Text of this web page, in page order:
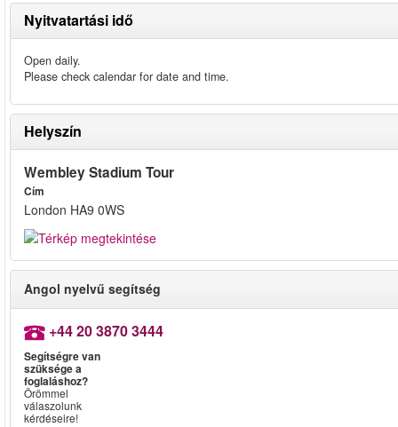
Nyitvatartási idő
Open daily.
Please check calendar for date and time.
Helyszín
Wembley Stadium Tour
Cím
London HA9 0WS
Angol nyelvű segítség
+44 20 3870 3444
Segítségre van
szüksége a
foglaláshoz?
Örömmel
válaszolunk
kérdéseire!